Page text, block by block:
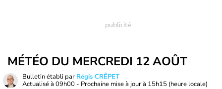
MÉTÉO DU MERCREDI 12 AOÛT
Bulletin établi par Régis CRÊPET
Actualisé à 09h00 - Prochaine mise à jour à 15h15 (heure locale)